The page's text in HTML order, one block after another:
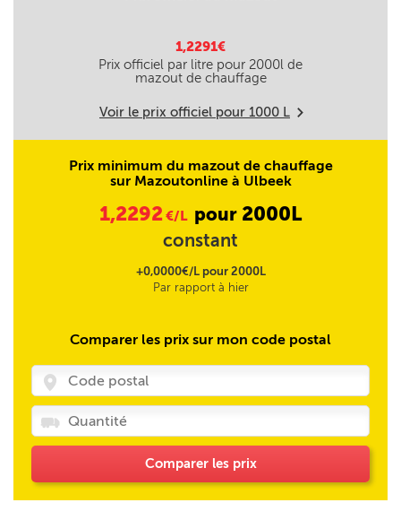
1,2291€
Prix officiel par litre pour 2000l de
mazout de chauffage
Voir le prix officiel pour 1000 L m
Prix minimum du mazout de chauffage
sur Mazoutonline à Ulbeek
1,2292€/L pour 2000L
constant
+0,0000€/L pour 2000L
Par rapport à hier
Comparer les prix sur mon code postal
Comparer les prix